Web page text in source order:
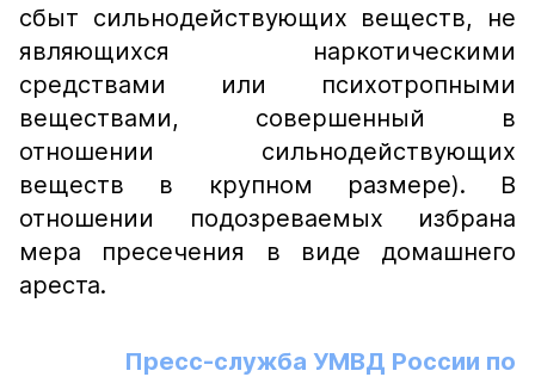
сбыт сильнодействующих веществ, не
являющихся наркотическими
средствами или психотропными
веществами, совершенный в
отношении сильнодействующих
веществ в крупном размере). В
отношении подозреваемых избрана
мера пресечения в виде домашнего
ареста.
Пресс-служба УМВД России по